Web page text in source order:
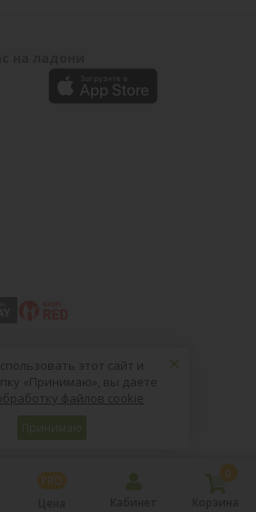
(800) 004-09-40
PRO
0
×
этот сайт и
«Принимаю», вы даете
файлов cookie
Принимаю